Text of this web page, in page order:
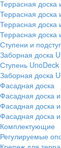
Террасная доска
Террасная
Террасная доска
Террасная доска
Ступени и
Заборная доска
Ступень
Заборная доска
Фасадная доска
Фасадная доска
Фасадная доска
Фасадная доска
Комплектующие
Регулируемые